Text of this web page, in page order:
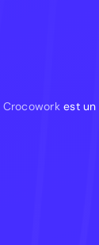
Crocoworkest un